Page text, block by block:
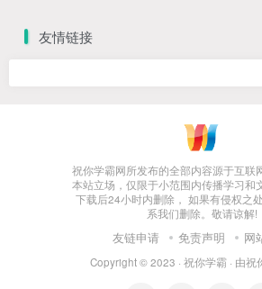
友情链接
祝你学霸网所发布的全部内容源于互联
本站立场，仅限于小范围内传播学习和
下载后24小时内删除， 如果有侵权之
系我们删除。敬请谅解!
友链申请 免责声明 网
Copyright © 2023 · 祝你学霸 · 由祝